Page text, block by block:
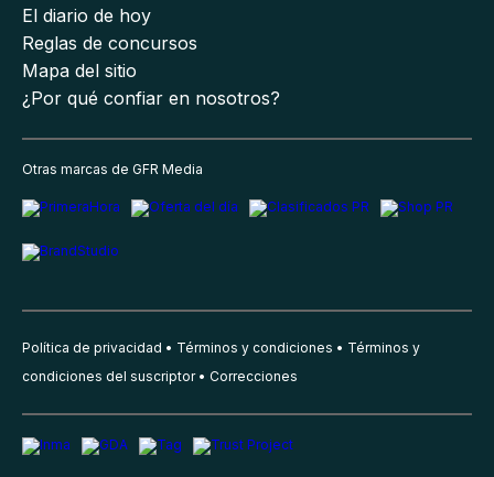
El diario de hoy
Reglas de concursos
Mapa del sitio
¿Por qué confiar en nosotros?
Otras marcas de GFR Media
Política de privacidad Términos y condiciones
Términos y
condiciones del suscriptor
Correcciones